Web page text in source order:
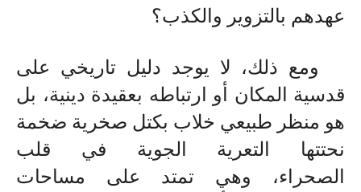
عهدهم بالتزوير والكذب؟
ومع ذلك، لا يوجد دليل تاريخي على
قدسية المكان أو ارتباطه بعقيدة دينية، بل
هو منظر طبيعي خلاب بكتل صخرية ضخمة
نحتتها التعرية الجوية في قلب
الصحراء، وهي تمتد على مساحات